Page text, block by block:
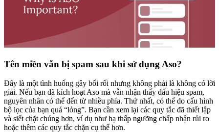
Tên miền vẫn bị spam sau khi sử dụng Aso?
Đây là một tình huống gây bối rối nhưng không phải là không có lời
giải. Nếu bạn đã kích hoạt Aso mà vẫn nhận thấy dấu hiệu spam,
nguyên nhân có thể đến từ nhiều phía. Thứ nhất, có thể do cấu hình
bộ lọc của bạn quá “lỏng”. Bạn cần xem lại các quy tắc đã thiết lập
và siết chặt chúng hơn, ví dụ như hạ thấp ngưỡng chấp nhận rủi ro
hoặc thêm các quy tắc chặn cụ thể hơn.